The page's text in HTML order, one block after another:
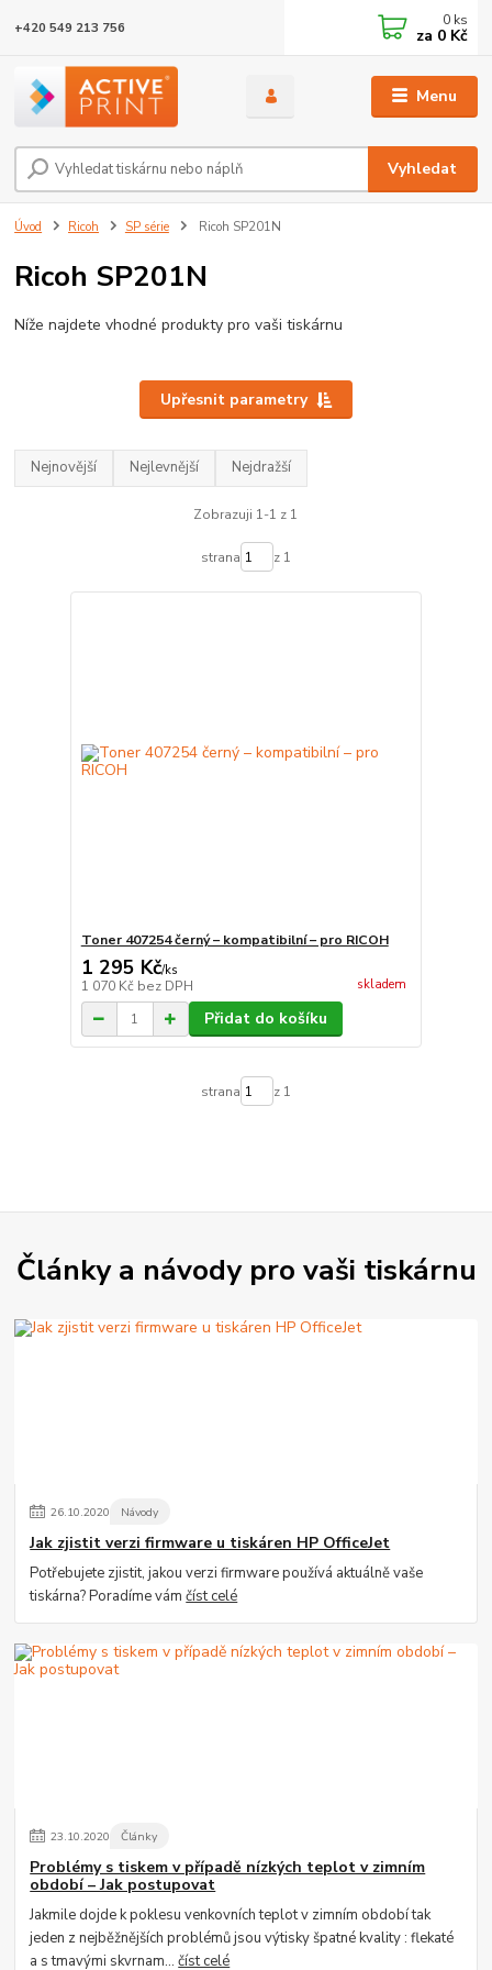
Menu
Vyhledat
+420 549 213 756 0 ks
za 0 Kč
Úvod Ricoh SP série Ricoh SP201N
Ricoh SP201N
Níže najdete vhodné produkty pro vaši tiskárnu
Upřesnit parametry
Nejnovější Nejlevnější Nejdražší
Zobrazuji 1-1 z 1
strana z 1
Toner 407254 černý – kompatibilní – pro RICOH
1 295 Kč/ks
1 070 Kč bez DPH skladem
Přidat do košíku
strana z 1
Články a návody pro vaši tiskárnu
26.10.2020 Návody
Jak zjistit verzi firmware u tiskáren HP OfficeJet
Potřebujete zjistit, jakou verzi firmware používá aktuálně vaše
tiskárna? Poradíme vámčíst celé
23.10.2020 Články
Problémy s tiskem v případě nízkých teplot v zimním
období – Jak postupovat
Jakmile dojde k poklesu venkovních teplot v zimním období tak
jeden z nejběžnějších problémů jsou výtisky špatné kvality : flekaté
a s tmavými skvrnam...číst celé